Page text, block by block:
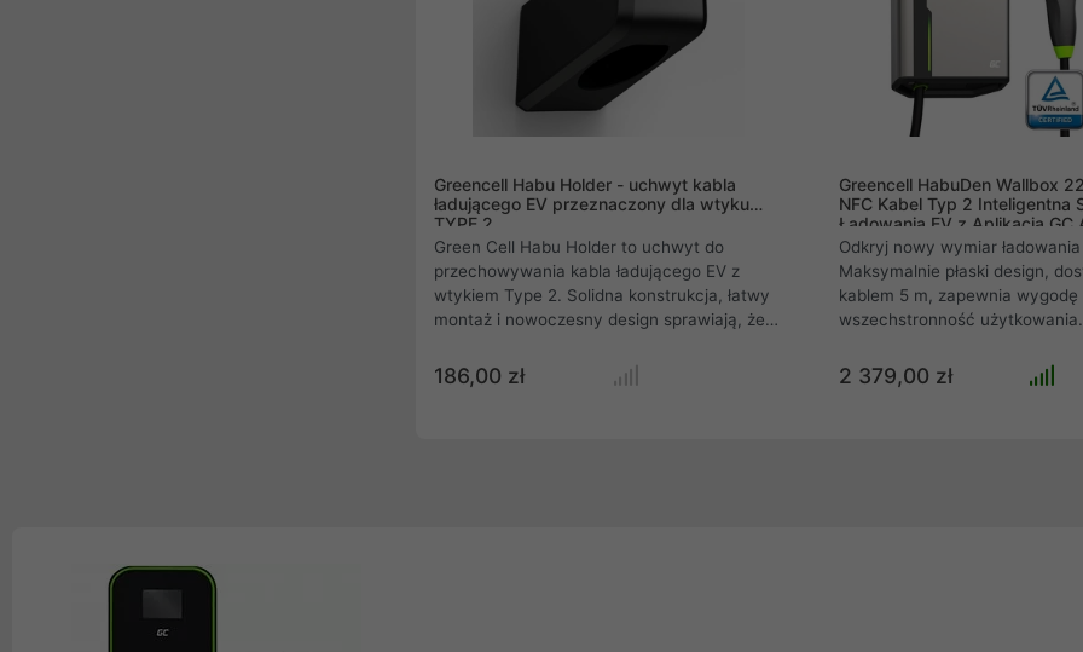
rozwiązanie, które podnosi standardy w
Greencell Habu Holder - uchwyt kabla
ładującego EV przeznaczony dla wtyku
TYPE 2
Green Cell Habu Holder to uchwyt do
przechowywania kabla ładującego EV z
wtykiem Type 2. Solidna konstrukcja, łatwy
montaż i nowoczesny design sprawiają, że
przydomowej stacji ładowania. Zapewnia
ochronę kabla przed uszkodzeniami i
186,00 zł
Greencell HabuDen Wallbox
NFC Kabel Typ 2 Inteligentna
Ładowania EV z Aplikacją GC
Bluetooth WiFi
Odkryj nowy wymiar
Maksymalnie płaski design,
kablem 5 m, zapewnia wygodę
wszechstronność użytkowania.
wysokiej jakości oraz
IK10. Kontroluj każdą sesję
2 379,00 zł